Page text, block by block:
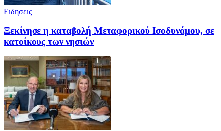
Ειδησεις
Ξεκίνησε η καταβολή Μεταφορικού Ισοδυνάμου, σε
κατοίκους των νησιών